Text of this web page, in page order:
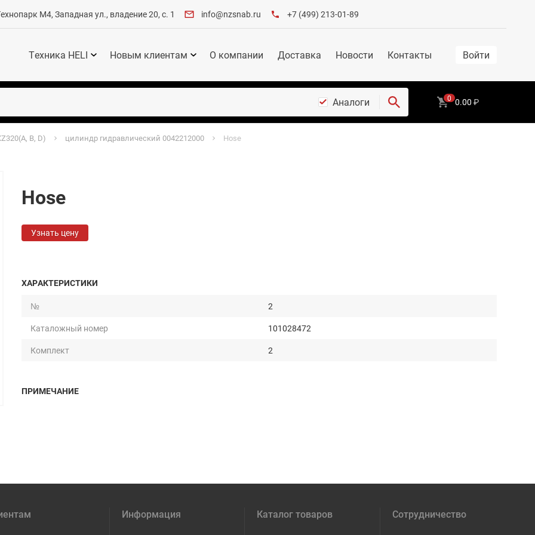
М4, Западная ул., владение 20, с. 1 info@nzsnab.ru +7 (499) 213-01-89
Техника HELI Новым клиентам О компании Доставка Новости Контакты Войти
Аналоги 0 0.00 ₽
B, D) цилиндр гидравлический 0042212000 Hose
Hose
Узнать цену
ХАРАКТЕРИСТИКИ
№
2
Каталожный номер
101028472
Комплект
2
ПРИМЕЧАНИЕ
Информация Каталог товаров Сотрудничество